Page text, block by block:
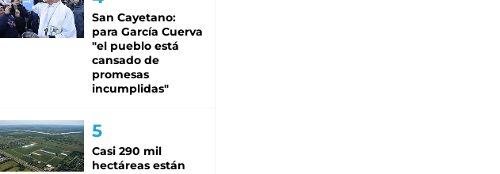
San Cayetano:
para García Cuerva
"el pueblo está
cansado de
promesas
incumplidas"
Casi 290 mil
hectáreas están